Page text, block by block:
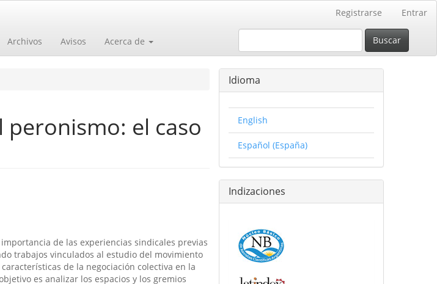
Registrarse Entrar
Archivos Avisos Acerca de Buscar
peronismo: el caso
de las experiencias sindicales previas
trabajos vinculados al estudio del movimiento
de la negociación colectiva en la
es analizar los espacios y los gremios
Idioma
English
Español (España)
Indizaciones